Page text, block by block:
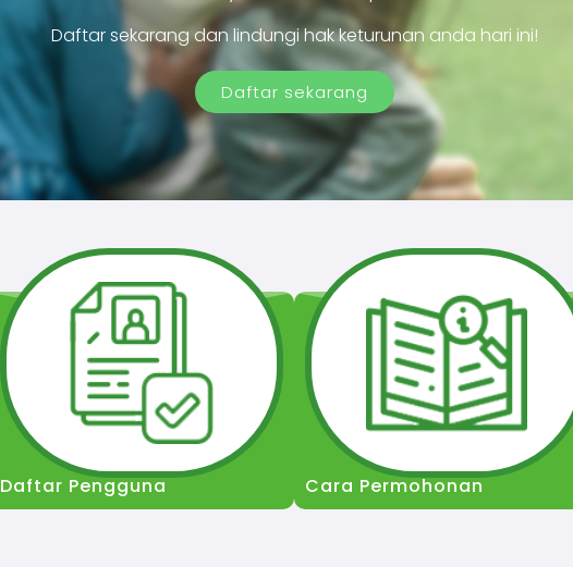
Daftar sekarang dan lindungi hak keturunan anda hari ini!
Daftar sekarang
Daftar Pengguna Cara Permohonan